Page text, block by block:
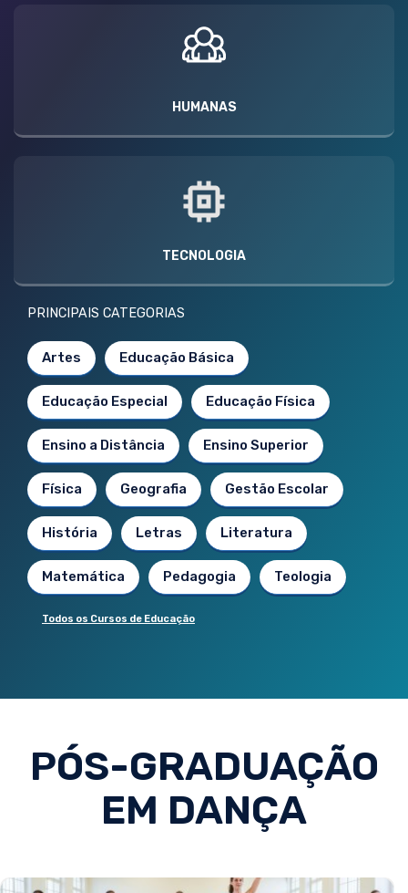
HUMANAS
TECNOLOGIA
PRINCIPAIS CATEGORIAS
Artes Educação Básica
Educação Especial Educação Física
Ensino a Distância Ensino Superior
Física Geografia Gestão Escolar
História Letras Literatura
Matemática Pedagogia Teologia
Todos os Cursos de Educação
PÓS-GRADUAÇÃO
EM DANÇA